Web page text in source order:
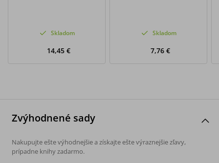
Skladom
14,45 €
Skladom
7,76 €
Zvýhodnené sady
Nakupujte ešte výhodnejšie a získajte ešte výraznejšie zľavy,
prípadne knihy zadarmo.